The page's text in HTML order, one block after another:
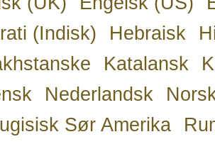
(Indisk)
Hebraisk
Katalansk
Nederlandsk
Sør Amerika